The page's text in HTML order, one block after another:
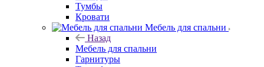
Тумбы
Кровати
Мебель для спальни
Назад
Мебель для спальни
Гарнитуры